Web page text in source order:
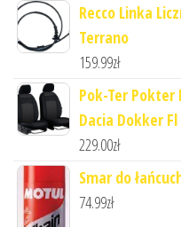
Recco Linka
Terrano
159.99zł
Pok-Ter Pokter
Dacia Dokker Fl
229.00zł
Smar do
74.99zł